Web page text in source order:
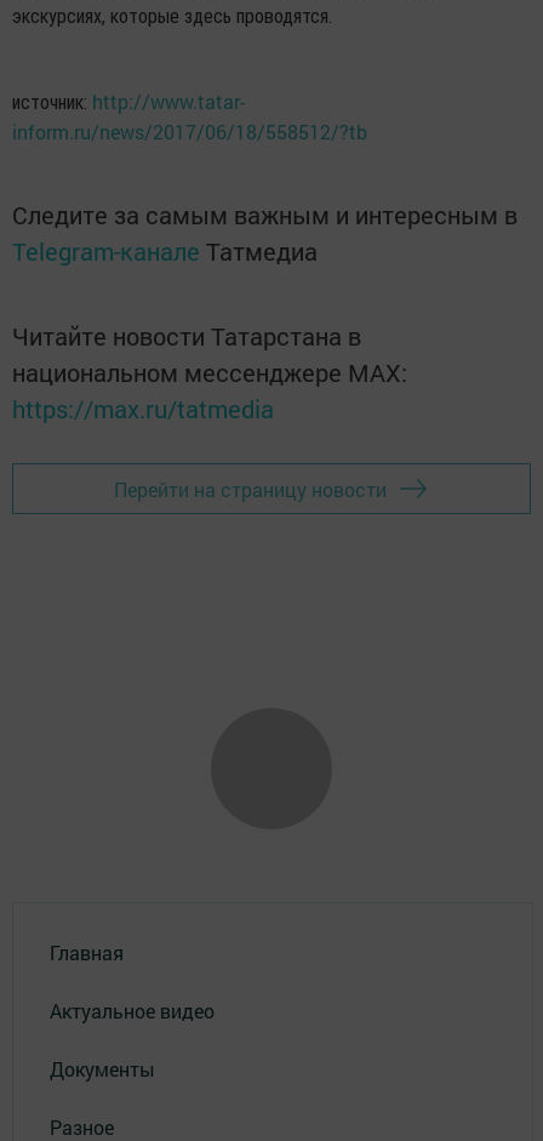
экскурсиях, которые здесь проводятся.
источник: http://www.tatar-
inform.ru/news/2017/06/18/558512/?tb
Следите за самым важным и интересным в
Telegram-канале Татмедиа
Читайте новости Татарстана в
национальном мессенджере MАХ:
https://max.ru/tatmedia
Перейти на страницу новости
Главная
Актуальное видео
Документы
Разное